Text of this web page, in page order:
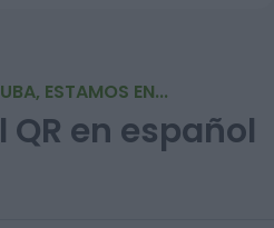
ESTAMOS EN...
en español